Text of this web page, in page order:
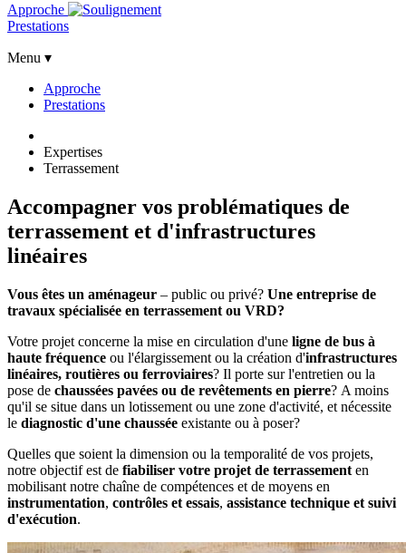
Approche
Prestations
Menu ▾
Approche
Prestations
Expertises
Terrassement
Accompagner vos problématiques de
terrassement et d'infrastructures
linéaires
Vous êtes un aménageur – public ou privé? Une entreprise de
travaux spécialisée en terrassement ou VRD?
Votre projet concerne la mise en circulation d'une ligne de bus à
haute fréquence ou l'élargissement ou la création d'infrastructures
linéaires, routières ou ferroviaires? Il porte sur l'entretien ou la
pose de chaussées pavées ou de revêtements en pierre? A moins
qu'il se situe dans un lotissement ou une zone d'activité, et nécessite
le diagnostic d'une chaussée existante ou à poser?
Quelles que soient la dimension ou la temporalité de vos projets,
notre objectif est de fiabiliser votre projet de terrassement en
mobilisant notre chaîne de compétences et de moyens en
instrumentation, contrôles et essais, assistance technique et suivi
d'exécution.